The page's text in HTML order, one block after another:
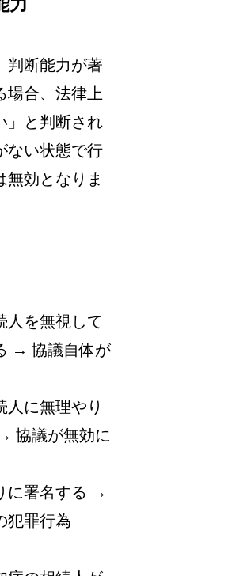
判断能力が著
場合、法律上
」と判断され
ない状態で行
無効となりま
人を無視して
→ 協議自体が
人に無理やり
協議が無効に
に署名する →
犯罪行為